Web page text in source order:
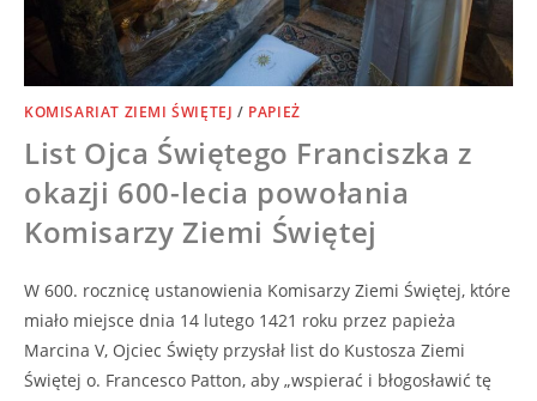
KOMISARIAT ZIEMI ŚWIĘTEJ / PAPIEŻ
List Ojca Świętego Franciszka z
okazji 600-lecia powołania
Komisarzy Ziemi Świętej
W 600. rocznicę ustanowienia Komisarzy Ziemi Świętej, które
miało miejsce dnia 14 lutego 1421 roku przez papieża
Marcina V, Ojciec Święty przysłał list do Kustosza Ziemi
Świętej o. Francesco Patton, aby „wspierać i błogosławić tę